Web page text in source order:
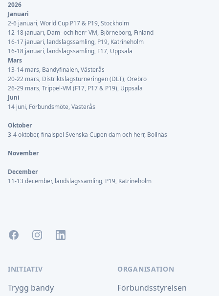
2026
Januari
2-6 januari, World Cup P17 & P19, Stockholm
12-18 januari, Dam- och herr-VM, Björneborg, Finland
16-17 januari, landslagssamling, P19, Katrineholm
16-18 januari, landslagssamling, F17, Uppsala
Mars
13-14 mars, Bandyfinalen, Västerås
20-22 mars, Distriktslagsturneringen (DLT), Örebro
26-29 mars, Trippel-VM (F17, P17 & P19), Uppsala
Juni
14 juni, Förbundsmöte, Västerås
Oktober
3-4 oktober, finalspel Svenska Cupen dam och herr, Bollnäs
November
December
11-13 december, landslagssamling, P19, Katrineholm
FacebookInstagramLinkedIn
INITIATIV
Trygg bandy
ORGANISATION
Förbundsstyrelsen